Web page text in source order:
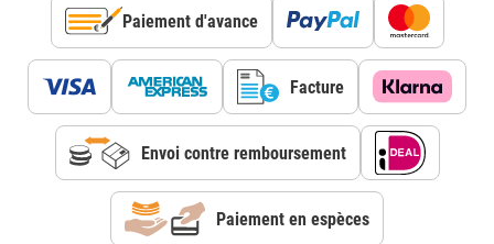
Paiement d'avance
Facture
Envoi contre remboursement
Paiement en espèces